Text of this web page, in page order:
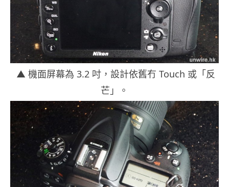
▲ 機面屏幕為 3.2 吋，設計依舊冇 Touch 或「反
芒」。